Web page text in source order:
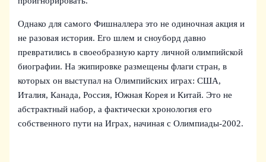
Однако для самого Фишналлера это не одиночная акция и
не разовая история. Его шлем и сноуборд давно
превратились в своеобразную карту личной олимпийской
биографии. На экипировке размещены флаги стран, в
которых он выступал на Олимпийских играх: США,
Италия, Канада, Россия, Южная Корея и Китай. Это не
абстрактный набор, а фактически хронология его
собственного пути на Играх, начиная с Олимпиады-2002.